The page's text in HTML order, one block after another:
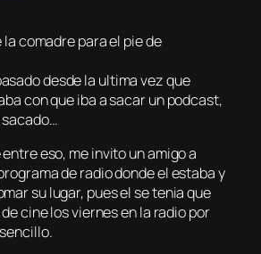
comadre para el pie de
desde la ultima vez que
con que iba a sacar un podcast,
sacado…
eso, me invito un amigo a
de radio donde el estaba y
su lugar, pues el se tenia que
cine los viernes en la radio por